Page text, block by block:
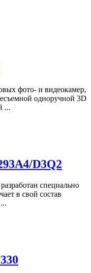
фото- и видеокамер,
одноручной 3D
...
D3Q2
специально
в свой состав